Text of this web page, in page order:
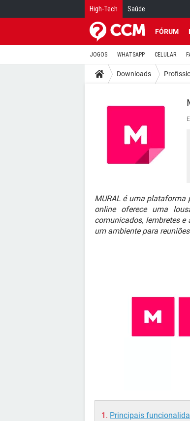
High-Tech Saúde
FÓRUM
JOGOS WHATSAPP CELULAR
Downloads
MURAL é uma plataforma
online oferece uma
comunicados, lembretes
um ambiente para
Principais